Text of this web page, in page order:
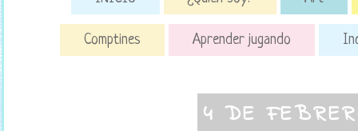
Comptines Aprender jugando
4 DE